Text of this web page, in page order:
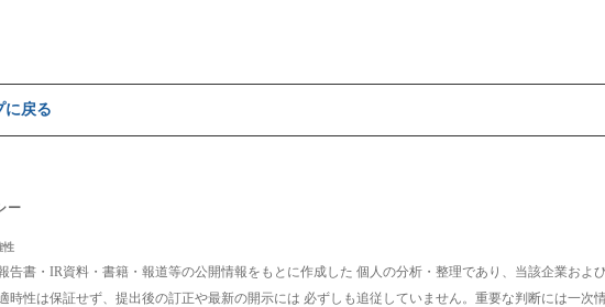
に戻る
ー
性
告書・IR資料・書籍・報道等の公開情報をもとに作成した 個人の分析・整理であり、当該企業およ
時性は保証せず、提出後の訂正や最新の開示には 必ずしも追従していません。重要な判断には一次